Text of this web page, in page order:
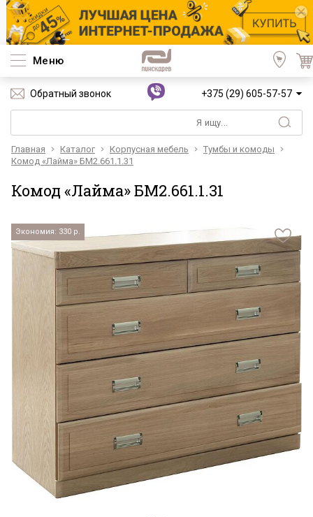
Меню
Обратный звонок +375 (29) 605-57-57
Главная Каталог Корпусная мебель
Тумбы и комоды
Комод «Лайма» БМ2.661.1.31
Комод «Лайма» БМ2.661.1.31
Экономия: 330 р.